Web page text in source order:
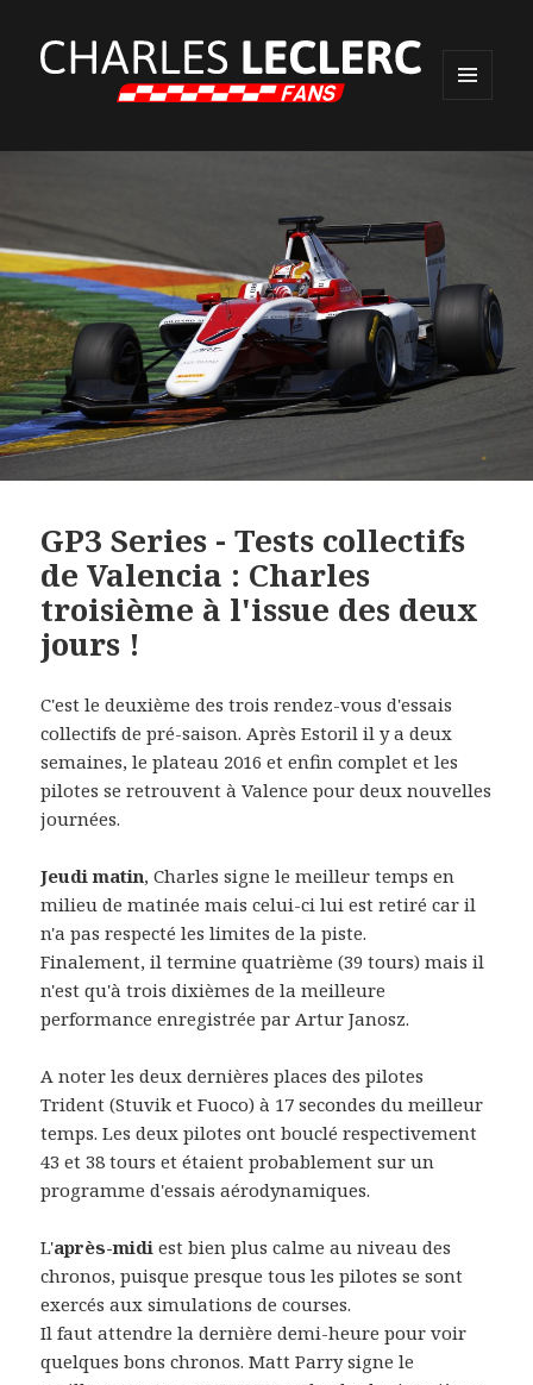
WIDGETS
GP3 Series - Tests collectifs
de Valencia : Charles
troisième à l'issue des deux
jours !
C'est le deuxième des trois rendez-vous d'essais
collectifs de pré-saison. Après Estoril il y a deux
semaines, le plateau 2016 et enfin complet et les
pilotes se retrouvent à Valence pour deux nouvelles
journées.
Jeudi matin, Charles signe le meilleur temps en
milieu de matinée mais celui-ci lui est retiré car il
n'a pas respecté les limites de la piste.
Finalement, il termine quatrième (39 tours) mais il
n'est qu'à trois dixièmes de la meilleure
performance enregistrée par Artur Janosz.
A noter les deux dernières places des pilotes
Trident (Stuvik et Fuoco) à 17 secondes du meilleur
temps. Les deux pilotes ont bouclé respectivement
43 et 38 tours et étaient probablement sur un
programme d'essais aérodynamiques.
L'après-midiest bien plus calme au niveau des
chronos, puisque presque tous les pilotes se sont
exercés aux simulations de courses.
Il faut attendre la dernière demi-heure pour voir
quelques bons chronos. Matt Parry signe le